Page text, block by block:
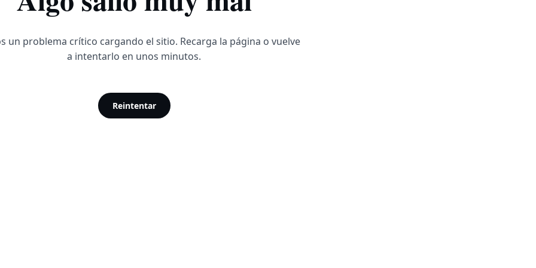
un problema crítico cargando el sitio. Recarga la página o vuelve
a intentarlo en unos minutos.
Reintentar